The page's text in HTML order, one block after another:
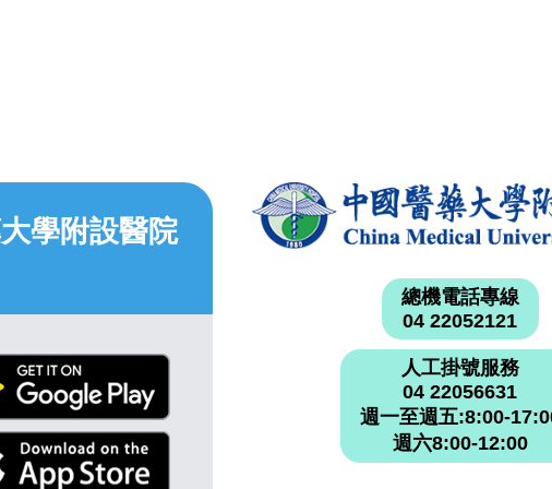
學附設醫院
總機電話專線
04 22052121
人工掛號服務
04 22056631
週一至週五:8:00-
週六8:00-12:00